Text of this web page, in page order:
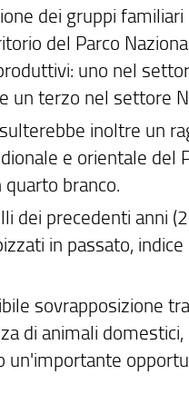
dei gruppi
del Parco
uno nel
un terzo nel settore
inoltre un
e orientale del
branco.
dei precedenti anni
in passato,
sovrapposizione
di animali
un'importante